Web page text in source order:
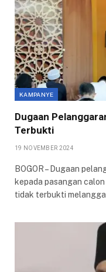
KAMPANYE
Dugaan
Terbukti
19 NOVEMBER 2024
BOGOR – Dugaan
kepada pasangan
tidak terbukti